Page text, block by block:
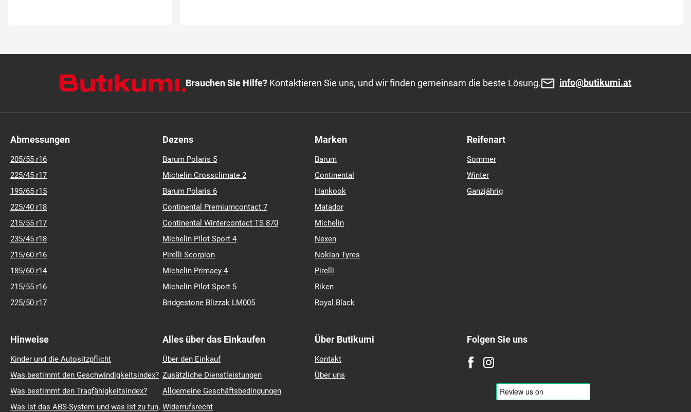
Brauchen Sie Hilfe? Kontaktieren Sie uns, und wir finden gemeinsam die beste Lösung. info@butikumi.at
Abmessungen
205/55 r16
225/45 r17
195/65 r15
225/40 r18
215/55 r17
235/45 r18
215/60 r16
185/60 r14
215/55 r16
225/50 r17
Dezens
Barum Polaris 5
Michelin Crossclimate 2
Barum Polaris 6
Continental Premiumcontact 7
Continental Wintercontact TS 870
Michelin Pilot Sport 4
Pirelli Scorpion
Michelin Primacy 4
Michelin Pilot Sport 5
Bridgestone Blizzak LM005
Marken
Barum
Continental
Hankook
Matador
Michelin
Nexen
Nokian Tyres
Pirelli
Riken
Royal Black
Reifenart
Sommer
Winter
Ganzjährig
Hinweise
Kinder und die Autositzpflicht
Was bestimmt den Geschwindigkeitsindex?
Was bestimmt den Tragfähigkeitsindex?
Was ist das ABS-System und was ist zu tun,
Alles über das Einkaufen
Über den Einkauf
Zusätzliche Dienstleistungen
Allgemeine Geschäftsbedingungen
Widerrufsrecht
Über Butikumi
Kontakt
Über uns
Folgen Sie uns